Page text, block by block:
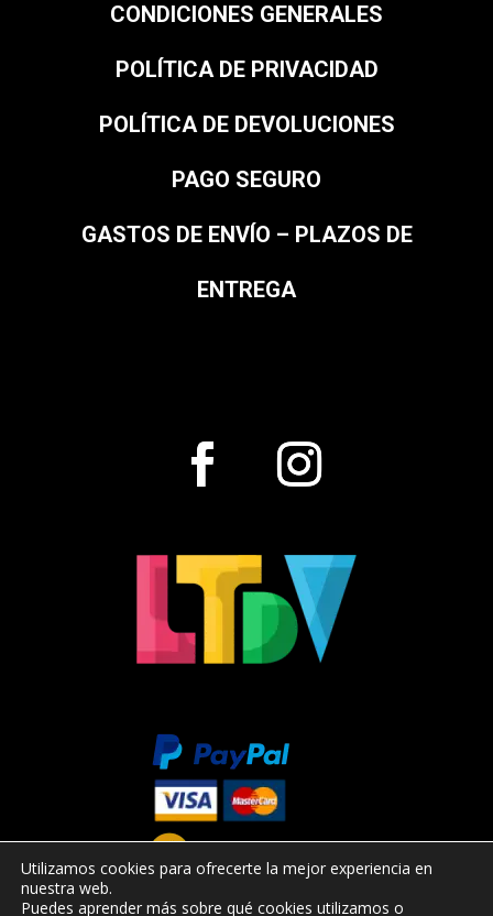
CONDICIONES GENERALES
POLÍTICA DE PRIVACIDAD
POLÍTICA DE DEVOLUCIONES
PAGO SEGURO
GASTOS DE ENVÍO – PLAZOS DE
ENTREGA
Utilizamos cookies para ofrecerte la mejor experiencia en
nuestra web.
Puedes aprender más sobre qué cookies utilizamos o